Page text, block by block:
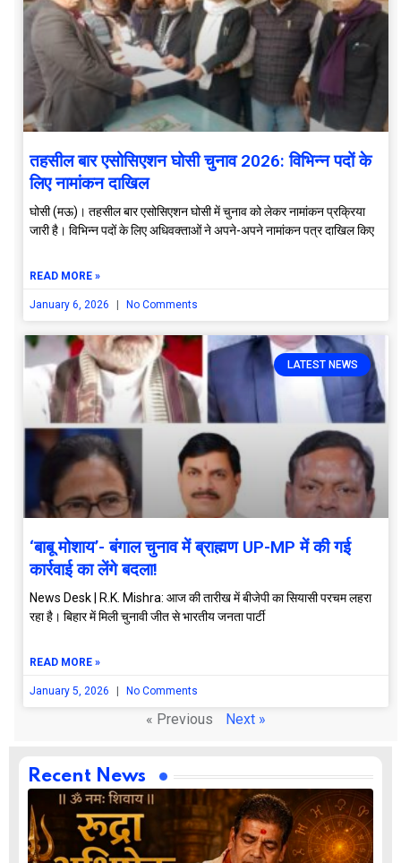
तहसील बार एसोसिएशन घोसी चुनाव 2026: विभिन्न पदों के
लिए नामांकन दाखिल
घोसी (मऊ)। तहसील बार एसोसिएशन घोसी में चुनाव को लेकर नामांकन प्रक्रिया
जारी है। विभिन्न पदों के लिए अधिवक्ताओं ने अपने-अपने नामांकन पत्र दाखिल किए
READ MORE »
January 6, 2026 No Comments
LATEST NEWS
‘बाबू मोशाय’- बंगाल चुनाव में ब्राह्मण UP-MP में की गई
कार्रवाई का लेंगे बदला!
News Desk | R.K. Mishra: आज की तारीख में बीजेपी का सियासी परचम लहरा
रहा है। बिहार में मिली चुनावी जीत से भारतीय जनता पार्टी
READ MORE »
January 5, 2026 No Comments
« Previous Next »
Recent News